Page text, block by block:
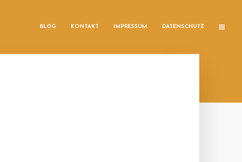
BLOG KONTAKT IMPRESSUM DATENSCHUTZ